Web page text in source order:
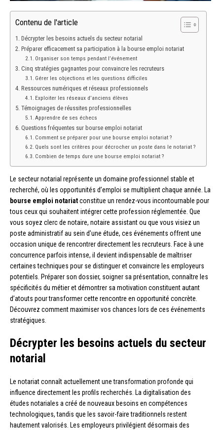
Contenu de l'article
Décrypter les besoins actuels du secteur notarial
Préparer efficacement sa participation à la bourse emploi notariat
Organiser son temps pendant l’événement
Cinq stratégies gagnantes pour convaincre les recruteurs
Gérer les objections et les questions difficiles
Ressources numériques et réseaux professionnels
Exploiter les réseaux d’anciens élèves
Témoignages de réussites professionnelles
Apprendre de ses échecs
Questions fréquentes sur bourse emploi notariat
Comment se préparer pour une bourse emploi notariat ?
Quels sont les critères pour décrocher un poste dans le notariat ?
Combien de temps dure une bourse emploi notariat ?
Le secteur notarial représente un domaine professionnel stable et
recherché, où les opportunités d’emploi se multiplient chaque année. La
bourse emploi notariatconstitue un rendez-vous incontournable pour
tous ceux qui souhaitent intégrer cette profession réglementée. Que
vous soyez clerc de notaire, notaire assistant ou que vous visiez un
poste administratif au sein d’une étude, ces événements offrent une
occasion unique de rencontrer directement les recruteurs. Face à une
concurrence parfois intense, il devient indispensable de maîtriser
certaines techniques pour se distinguer et convaincre les employeurs
potentiels. Préparer son dossier, soigner sa présentation, connaître les
spécificités du métier et démontrer sa motivation constituent autant
d’atouts pour transformer cette rencontre en opportunité concrète.
Découvrez comment maximiser vos chances lors de ces événements
stratégiques.
Décrypter les besoins actuels du secteur
notarial
Le notariat connaît actuellement une transformation profonde qui
influence directement les profils recherchés. La digitalisation des
études notariales a créé de nouveaux besoins en compétences
technologiques, tandis que les savoir-faire traditionnels restent
hautement valorisés. Les employeurs privilégient désormais des